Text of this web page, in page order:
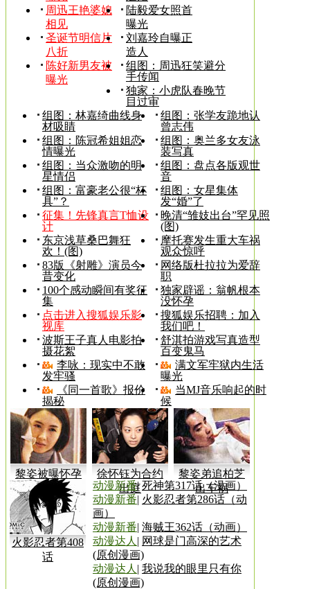
周迅王艳婆媳
相见
陆毅爱女照首
曝光
圣诞节明信片
八折
刘嘉玲自曝正
造人
陈好新男友被
曝光
组图：周迅狂笑避分
手传闻
独家：小虎队春晚节
目过审
组图：林嘉绮曲线身
材吸睛
组图：张学友跪地认
曾志伟
组图：陈冠希姐姐恋
情曝光
组图：奥兰多女友泳
装写真
组图：当众激吻的明
星情侣
组图：盘点各版观世
音
组图：富豪老公很“杯
具”？
组图：女星集体
发“婚”了
征集！先锋真言T恤设
计
晚清“雏妓出台”罕见照
(图)
东京浅草桑巴舞狂
欢！(图)
摩托赛发生重大车祸
观众惊呼
83版《射雕》演员今
昔变化
网络版杜拉拉为爱辞
职
100个感动瞬间有奖征
集
独家辟谣：翁帆根本
没怀孕
点击进入搜狐娱乐影
视库
搜狐娱乐招聘：加入
我们吧！
波斯王子真人电影拍
摄花絮
舒淇拍游戏写真造型
百变鬼马
李咏：现实中不敢
发牢骚
满文军牢狱内生活
曝光
《同一首歌》报价
揭秘
当MJ音乐响起的时
候
黎姿被曝怀孕
两个月
徐怀钰为合约
出庭
黎姿弟追柏芝
出车祸
火影忍者第408
话
动漫新番|死神第317话（漫画）
动漫新番| 火影忍者第286话（动
画）
动漫新番| 海贼王362话（动画）
动漫达人 | 网球是门高深的艺术
(原创漫画)
动漫达人 | 我说我的眼里只有你
(原创漫画)